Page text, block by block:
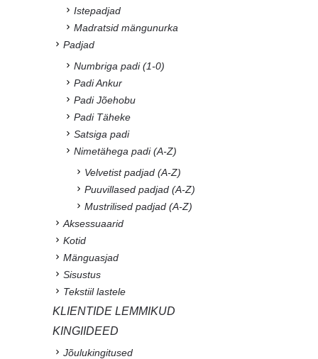
Istepadjad
Madratsid mängunurka
Padjad
Numbriga padi (1-0)
Padi Ankur
Padi Jõehobu
Padi Täheke
Satsiga padi
Nimetähega padi (A-Z)
Velvetist padjad (A-Z)
Puuvillased padjad (A-Z)
Mustrilised padjad (A-Z)
Aksessuaarid
Kotid
Mänguasjad
Sisustus
Tekstiil lastele
KLIENTIDE LEMMIKUD
KINGIIDEED
Jõulukingitused